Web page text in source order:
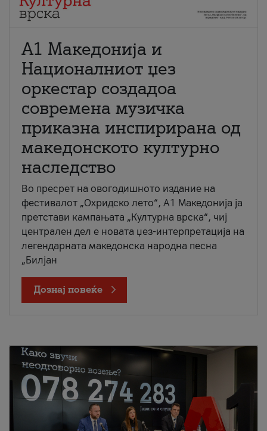
А1 Македонија и
Националниот џез
оркестар создадоа
современа музичка
приказна инспирирана од
македонското културно
наследство
Во пресрет на овогодишното издание на
фестивалот „Охридско лето“, А1 Македонија ја
претстави кампањата „Културна врска“, чиј
централен дел е новата џез-интерпретација на
легендарната македонска народна песна
„Билјан
Дознај повеќе